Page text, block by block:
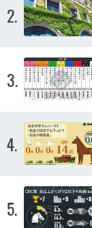
2.
3.
4.
5.